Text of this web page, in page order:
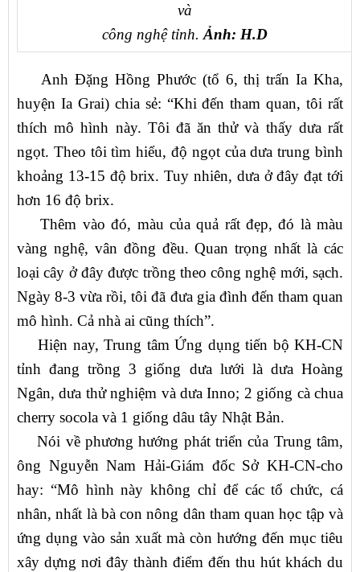
và
công nghệ tỉnh. Ảnh: H.D
Anh Đặng Hồng Phước (tổ 6, thị trấn Ia Kha,
huyện Ia Grai) chia sẻ: “Khi đến tham quan, tôi rất
thích mô hình này. Tôi đã ăn thử và thấy dưa rất
ngọt. Theo tôi tìm hiểu, độ ngọt của dưa trung bình
khoảng 13-15 độ brix. Tuy nhiên, dưa ở đây đạt tới
hơn 16 độ brix.
Thêm vào đó, màu của quả rất đẹp, đó là màu
vàng nghệ, vân đồng đều. Quan trọng nhất là các
loại cây ở đây được trồng theo công nghệ mới, sạch.
Ngày 8-3 vừa rồi, tôi đã đưa gia đình đến tham quan
mô hình. Cả nhà ai cũng thích”.
Hiện nay, Trung tâm Ứng dụng tiến bộ KH-CN
tỉnh đang trồng 3 giống dưa lưới là dưa Hoàng
Ngân, dưa thử nghiệm và dưa Inno; 2 giống cà chua
cherry socola và 1 giống dâu tây Nhật Bản.
Nói về phương hướng phát triển của Trung tâm,
ông Nguyễn Nam Hải-Giám đốc Sở KH-CN-cho
hay: “Mô hình này không chỉ để các tổ chức, cá
nhân, nhất là bà con nông dân tham quan học tập và
ứng dụng vào sản xuất mà còn hướng đến mục tiêu
xây dựng nơi đây thành điểm đến thu hút khách du